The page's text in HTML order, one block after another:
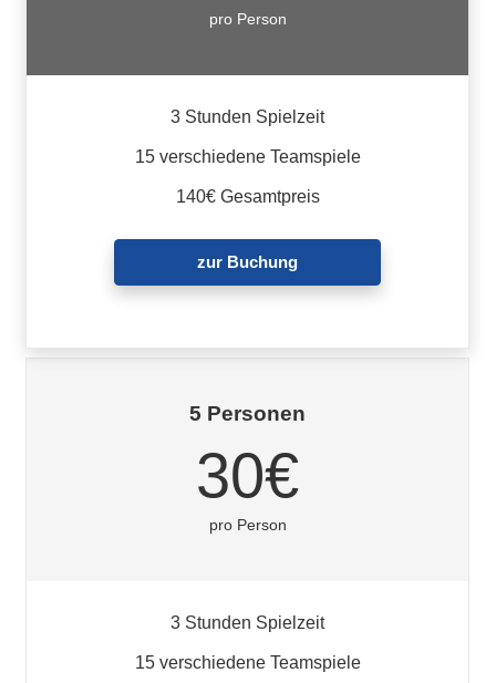
pro Person
3 Stunden Spielzeit
15 verschiedene Teamspiele
140€ Gesamtpreis
zur Buchung
5 Personen
30€
pro Person
3 Stunden Spielzeit
15 verschiedene Teamspiele